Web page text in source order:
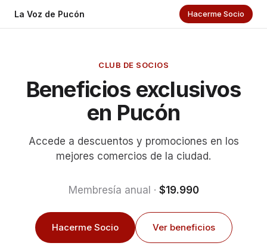
La Voz de Pucón Hacerme Socio
CLUB DE SOCIOS
Beneficios exclusivos
en Pucón
Accede a descuentos y promociones en los
mejores comercios de la ciudad.
Membresía anual · $19.990
Hacerme Socio Ver beneficios